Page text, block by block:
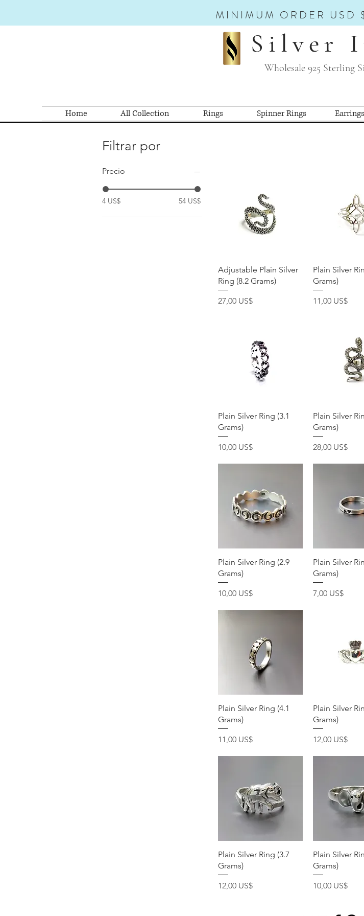
MINIMUM ORDER USD
Silver
Wholesale 925 Sterling
Home All Collection Rings Spinner Rings Earrings
Filtrar por
Precio
4 US$ 54 US$
Vista rápida
Adjustable Plain Silver
Ring (8.2 Grams)
Precio
27,00 US$
Vista
Plain Silver
Grams)
Precio
11,00 US$
Vista rápida
Plain Silver Ring (3.1
Grams)
Precio
10,00 US$
Vista
Plain Silver
Grams)
Precio
28,00 US$
Vista rápida
Plain Silver Ring (2.9
Grams)
Precio
10,00 US$
Vista
Plain Silver
Grams)
Precio
7,00 US$
Vista rápida
Plain Silver Ring (4.1
Grams)
Precio
11,00 US$
Vista
Plain Silver
Grams)
Precio
12,00 US$
Vista rápida
Plain Silver Ring (3.7
Grams)
Precio
12,00 US$
Vista
Plain Silver
Grams)
Precio
10,00 US$